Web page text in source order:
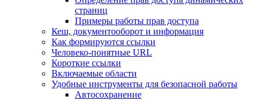
страниц
Примеры работы прав доступа
Кеш, документооборот и информация
Как формируются ссылки
Человеко-понятные URL
Короткие ссылки
Включаемые области
Удобные инструменты для безопасной работы
Автосохранение